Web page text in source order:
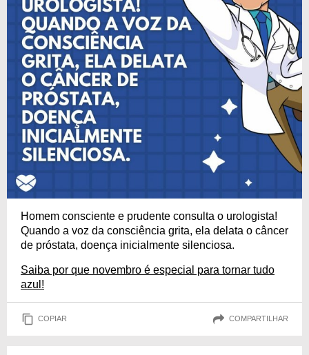
Homem consciente e prudente consulta o urologista!
Quando a voz da consciência grita, ela delata o câncer
de próstata, doença inicialmente silenciosa.
Saiba por que novembro é especial para tornar tudo
azul!
COPIAR COMPARTILHAR